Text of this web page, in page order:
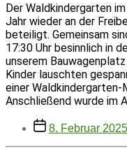
Der Waldkindergarten
Jahr wieder an der
beteiligt. Gemeinsam
17:30 Uhr besinnlich in
unserem
Kinder lauschten
einer Waldkindergarten-
Anschließend wurde im
Beitragsdatum
8. Februar 2025